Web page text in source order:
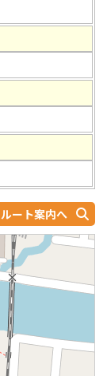
ルート案内へ